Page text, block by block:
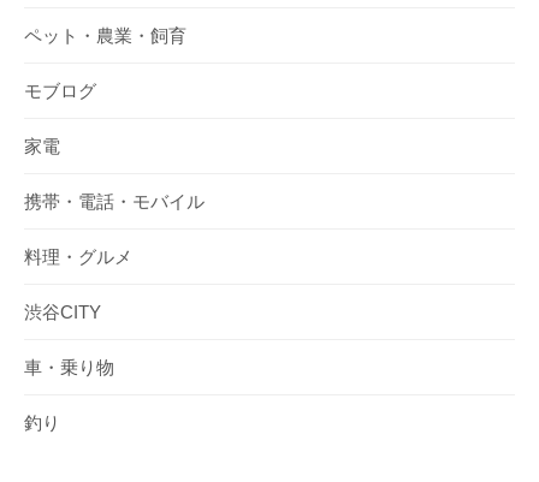
ペット・農業・飼育
モブログ
家電
携帯・電話・モバイル
料理・グルメ
渋谷CITY
車・乗り物
釣り